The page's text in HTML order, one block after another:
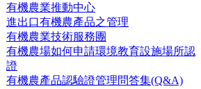
有機農業推動中心
進出口有機農產品之管理
有機農業技術服務團
有機農場如何申請環境教育設施場所認
證
有機農產品認驗證管理問答集(Q&A)